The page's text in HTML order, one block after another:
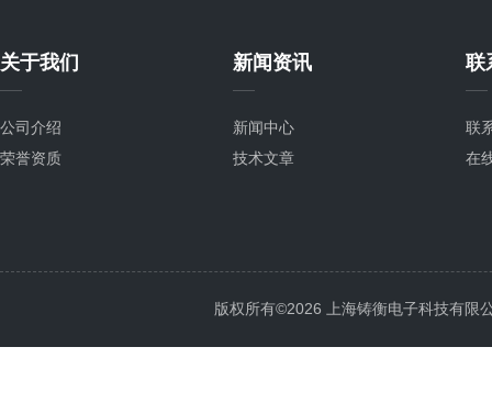
关于我们
公司介绍
荣誉资质
新闻资讯
新闻中心
技术文章
联
联
在
版权所有©2026 上海铸衡电子科技有